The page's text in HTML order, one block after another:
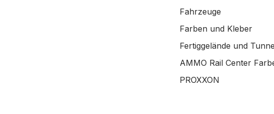
Fahrzeuge
Farben und Kleber
Fertiggelände und
AMMO Rail Center
PROXXON